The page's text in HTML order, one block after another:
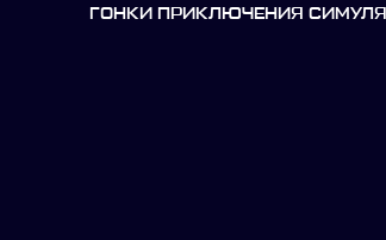
ГОНКИ ПРИКЛЮЧЕНИЯ